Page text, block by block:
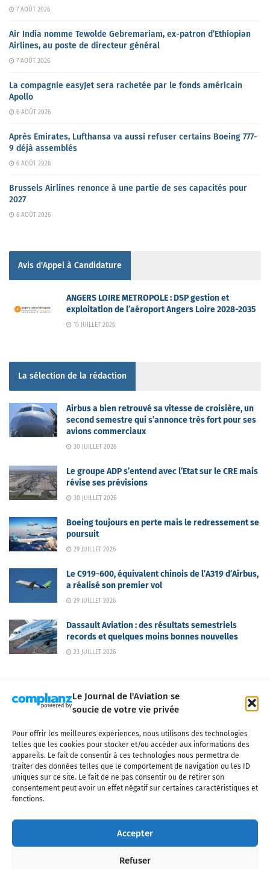
Le Journal de l'Aviation se
soucie de votre vie privée
Pour offrir les meilleures expériences, nous utilisons des technologies
telles que les cookies pour stocker et/ou accéder aux informations des
appareils. Le fait de consentir à ces technologies nous permettra de
traiter des données telles que le comportement de navigation ou les ID
uniques sur ce site. Le fait de ne pas consentir ou de retirer son
consentement peut avoir un effet négatif sur certaines caractéristiques et
fonctions.
Accepter
Refuser
7 AOÛT 2026
Air India nomme Tewolde Gebremariam, ex-patron d’Ethiopian
Airlines, au poste de directeur général
7 AOÛT 2026
La compagnie easyJet sera rachetée par le fonds américain
Apollo
6 AOÛT 2026
Après Emirates, Lufthansa va aussi refuser certains Boeing 777-
9 déjà assemblés
6 AOÛT 2026
Brussels Airlines renonce à une partie de ses capacités pour
2027
6 AOÛT 2026
Avis d'Appel à Candidature
ANGERS LOIRE METROPOLE : DSP gestion et
exploitation de l’aéroport Angers Loire 2028-2035
15 JUILLET 2026
La sélection de la rédaction
Airbus a bien retrouvé sa vitesse de croisière, un
second semestre qui s’annonce très fort pour ses
avions commerciaux
30 JUILLET 2026
Le groupe ADP s’entend avec l’Etat sur le CRE mais
révise ses prévisions
30 JUILLET 2026
Boeing toujours en perte mais le redressement se
poursuit
29 JUILLET 2026
Le C919-600, équivalent chinois de l’A319 d’Airbus,
a réalisé son premier vol
29 JUILLET 2026
Dassault Aviation : des résultats semestriels
records et quelques moins bonnes nouvelles
23 JUILLET 2026
Qui sommes-nous ? Nous contacter
Partenaires
Mentions légales
CGV Politique de confidentialité Cookies
l'industrie aéronautique, l'aviation commerciale, l'aviation d'affaires, les
civils, l'aéronautique de défense et l'industrie spatiale. Toute reproduction,